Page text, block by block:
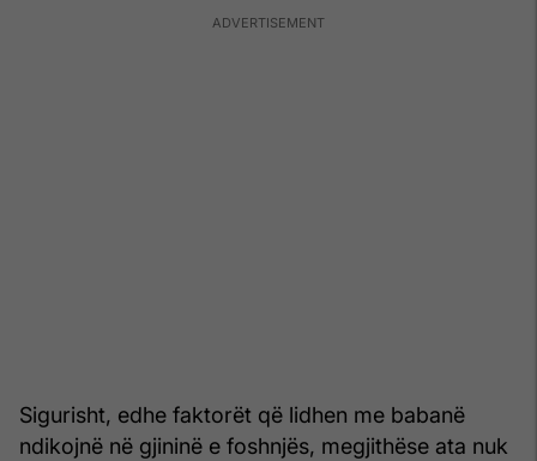
Sigurisht, edhe faktorët që lidhen me babanë
ndikojnë në gjininë e foshnjës, megjithëse ata nuk